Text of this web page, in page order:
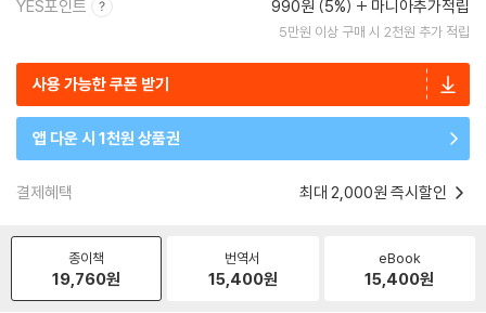
YES포인트 990원 (5%) 마니아추가적립
5만원 이상 구매 시 2천원 추가 적립
사용 가능한 쿠폰 받기
앱 다운 시 1천원 상품권
결제혜택 최대 2,000원 즉시할인
종이책
19,760원
번역서
15,400원
eBook
15,400원